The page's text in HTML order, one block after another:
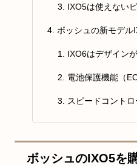
IXO5は使えない
ボッシュの新モデル
IXO6はデザイン
電池保護機能（
スピードコント
ボッシュのIXO5を